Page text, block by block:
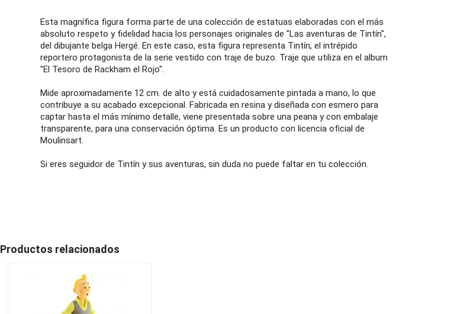
Esta magnífica figura forma parte de una colección de estatuas elaboradas con el más
absoluto respeto y fidelidad hacia los personajes originales de "Las aventuras de Tintín",
del dibujante belga Hergé. En este caso, esta figura representa Tintín, el intrépido
reportero protagonista de la serie vestido con traje de buzo. Traje que utiliza en el album
"El Tesoro de Rackham el Rojo".
Mide aproximadamente 12 cm. de alto y está cuidadosamente pintada a mano, lo que
contribuye a su acabado excepcional. Fabricada en resina y diseñada con esmero para
captar hasta el más mínimo detalle, viene presentada sobre una peana y con embalaje
transparente, para una conservación óptima. Es un producto con licencia oficial de
Moulinsart.
Si eres seguidor de Tintín y sus aventuras, sin duda no puede faltar en tu colección.
Productos relacionados